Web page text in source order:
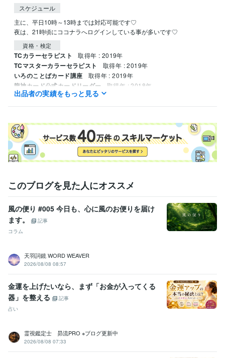
スケジュール
主に、平日10時～13時までは対応可能です♡
夜は、21時頃にココナラへログインしている事が多いです♡
資格・検定
TCカラーセラピスト 取得年 : 2019年
TCマスターカラーセラピスト 取得年 : 2019年
いろのことばカード講座 取得年 : 2019年
龍神カード公式カードリーダー 取得年 : 2018年
フラーレンプロテクションプロ
占い 龍神カードリーディング
子育て 人間関係
出品者の実績をもっと見る
このブログを見た人にオススメ
風の便り #005 今日も、心に風のお便りを届け
ます。
記事
コラム
天羽詞鏡 WORD WEAVER
2026/08/08 08:57
金運を上げたいなら、まず「お金が入ってくる
器」を整える
記事
占い
霊視鑑定士 昴流PRO ※ブログ更新中
2026/08/08 07:33